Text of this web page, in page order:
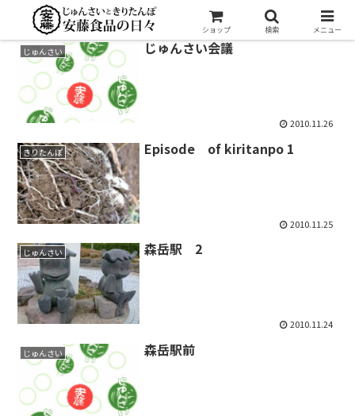
じゅんさい じゅんさい会議
2010.11.26
きりたんぽ Episode of kiritanpo 1
2010.11.25
じゅんさい 森岳駅 2
2010.11.24
じゅんさい 森岳駅前
ショップ 検索 メニュー